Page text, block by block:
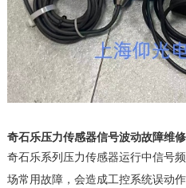
奇石乐压力传感器信号波动故障维修
奇石乐系列压力传感器运行中信号
场常用故障，会造成工控系统误动